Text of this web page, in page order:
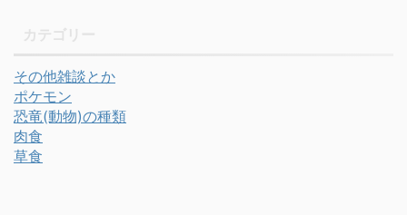
その他雑談とか
ポケモン
恐竜(動物)の種類
肉食
草食